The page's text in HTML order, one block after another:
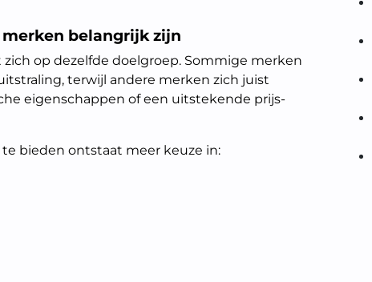
belangrijk zijn
op dezelfde doelgroep. Sommige merken
terwijl andere merken zich juist
eigenschappen of een uitstekende prijs-
bieden ontstaat meer keuze in: